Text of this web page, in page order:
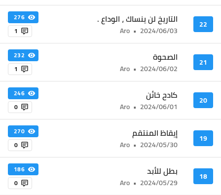
22 التاريخ لن ينساك ، الوداع .
2024/06/03
•
Aro
276
1
21 الصحوة
2024/06/02
•
Aro
232
1
20 كادح خائن
2024/06/01
•
Aro
246
0
19 إيقاظ المنتقم
2024/05/30
•
Aro
270
0
18 بطل للأبد
2024/05/29
•
Aro
186
0